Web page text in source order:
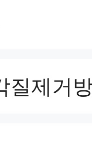
질제거